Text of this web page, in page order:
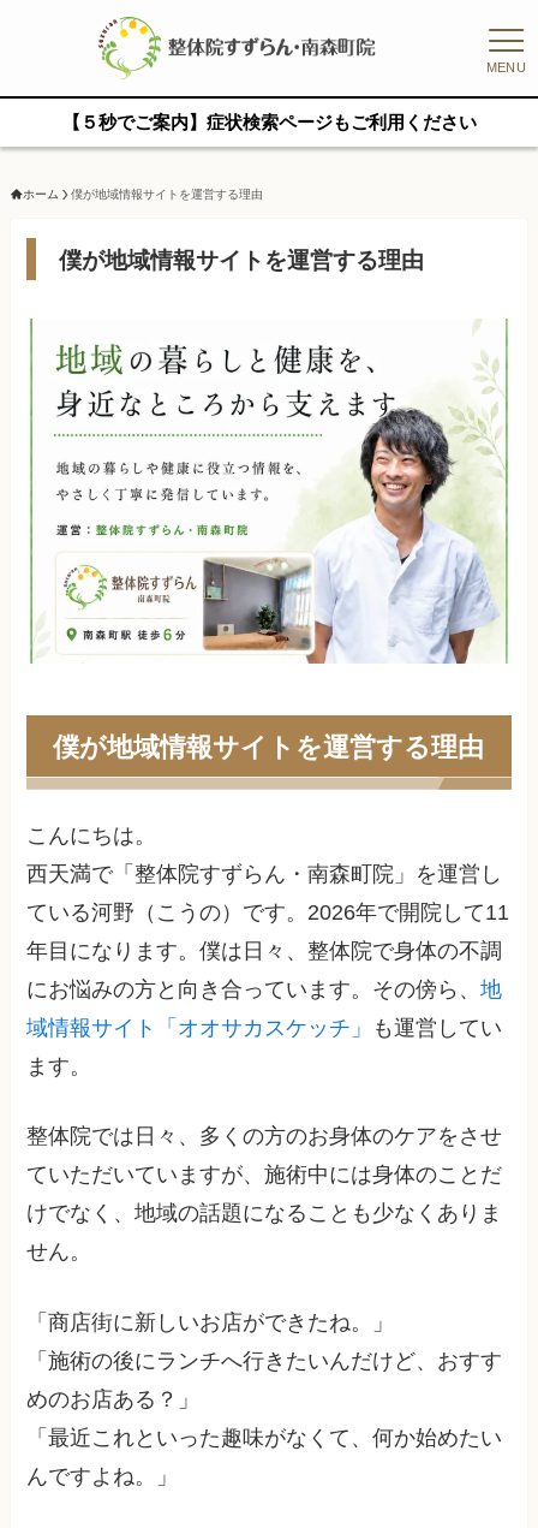
MENU
【５秒でご案内】症状検索ページもご利用ください
ホーム 僕が地域情報サイトを運営する理由
僕が地域情報サイトを運営する理由
僕が地域情報サイトを運営する理由
こんにちは。
西天満で「整体院すずらん・南森町院」を運営し
ている河野（こうの）です。2026年で開院して11
年目になります。僕は日々、整体院で身体の不調
にお悩みの方と向き合っています。その傍ら、地
域情報サイト「オオサカスケッチ」
も運営してい
ます。
整体院では日々、多くの方のお身体のケアをさせ
ていただいていますが、施術中には身体のことだ
けでなく、地域の話題になることも少なくありま
せん。
「商店街に新しいお店ができたね。」
「施術の後にランチへ行きたいんだけど、おすす
めのお店ある？」
「最近これといった趣味がなくて、何か始めたい
んですよね。」